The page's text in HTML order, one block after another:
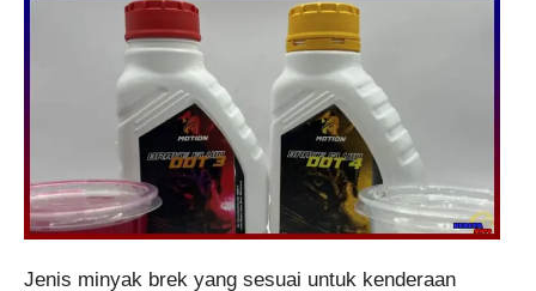
Jenis minyak brek yang sesuai untuk kenderaan